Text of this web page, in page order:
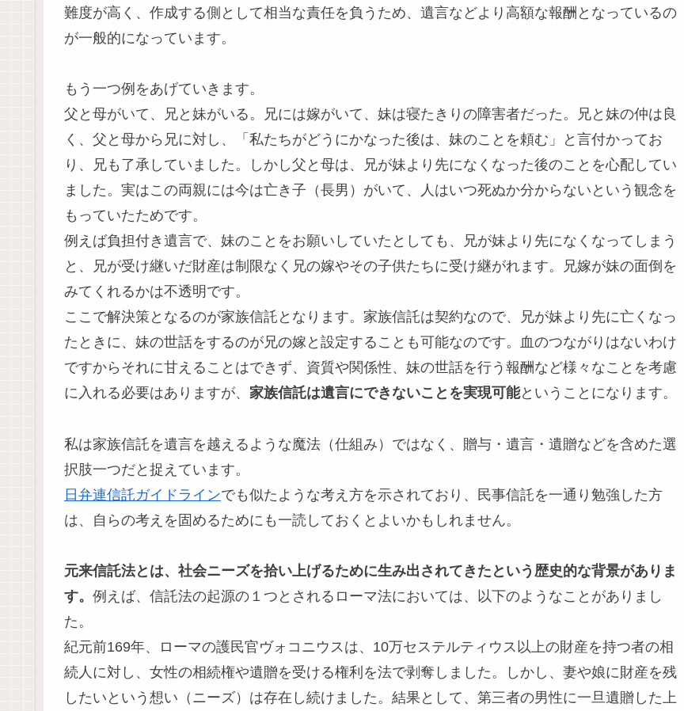
難度が高く、作成する側として相当な責任を負うため、遺言などより高額な報酬となっているの
が一般的になっています。
もう一つ例をあげていきます。
父と母がいて、兄と妹がいる。兄には嫁がいて、妹は寝たきりの障害者だった。兄と妹の仲は良
く、父と母から兄に対し、「私たちがどうにかなった後は、妹のことを頼む」と言付かってお
り、兄も了承していました。しかし父と母は、兄が妹より先になくなった後のことを心配してい
ました。実はこの両親には今は亡き子（長男）がいて、人はいつ死ぬか分からないという観念を
もっていたためです。
例えば負担付き遺言で、妹のことをお願いしていたとしても、兄が妹より先になくなってしまう
と、兄が受け継いだ財産は制限なく兄の嫁やその子供たちに受け継がれます。兄嫁が妹の面倒を
みてくれるかは不透明です。
ここで解決策となるのが家族信託となります。家族信託は契約なので、兄が妹より先に亡くなっ
たときに、妹の世話をするのが兄の嫁と設定することも可能なのです。血のつながりはないわけ
ですからそれに甘えることはできず、資質や関係性、妹の世話を行う報酬など様々なことを考慮
に入れる必要はありますが、 家族信託は遺言にできないことを実現可能ということになります。
私は家族信託を遺言を越えるような魔法（仕組み）ではなく、贈与・遺言・遺贈などを含めた選
択肢一つだと捉えています。
日弁連信託ガイドラインでも似たような考え方を示されており、民事信託を一通り勉強した方
は、自らの考えを固めるためにも一読しておくとよいかもしれません。
元来信託法とは、社会ニーズを拾い上げるために生み出されてきたという歴史的な背景がありま
す。 例えば、信託法の起源の１つとされるローマ法においては、以下のようなことがありまし
た。
紀元前169年、ローマの護民官ヴォコニウスは、10万セステルティウス以上の財産を持つ者の相
続人に対し、女性の相続権や遺贈を受ける権利を法で剥奪しました。しかし、妻や娘に財産を残
したいという想い（ニーズ）は存在し続けました。結果として、第三者の男性に一旦遺贈した上